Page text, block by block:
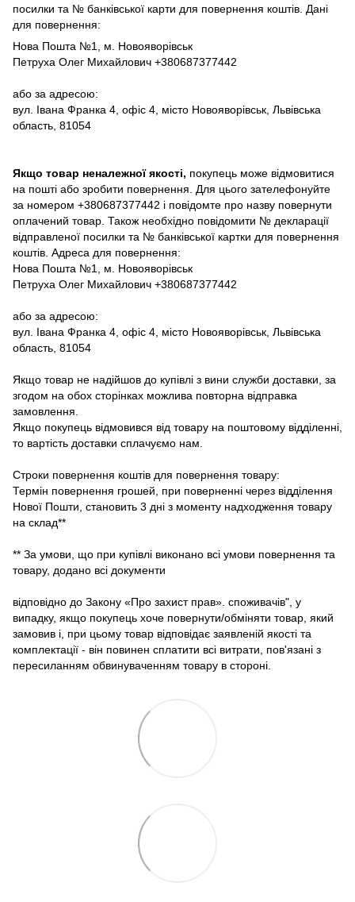
посилки та № банківської карти для повернення коштів. Дані
для повернення:
Нова Пошта №1, м. Новояворівськ
Петруха Олег Михайлович +380687377442
або за адресою:
вул. Івана Франка 4, офіс 4, місто Новояворівськ, Львівська
область, 81054
Якщо товар неналежної якості, покупець може відмовитися
на пошті або зробити повернення. Для цього зателефонуйте
за номером +380687377442 і повідомте про назву повернути
оплачений товар. Також необхідно повідомити № декларації
відправленої посилки та № банківської картки для повернення
коштів. Адреса для повернення:
Нова Пошта №1, м. Новояворівськ
Петруха Олег Михайлович +380687377442
або за адресою:
вул. Івана Франка 4, офіс 4, місто Новояворівськ, Львівська
область, 81054
Якщо товар не надійшов до купівлі з вини служби доставки, за
згодом на обох сторінках можлива повторна відправка
замовлення.
Якщо покупець відмовився від товару на поштовому відділенні,
то вартість доставки сплачуємо нам.
Строки повернення коштів для повернення товару:
Термін повернення грошей, при поверненні через відділення
Нової Пошти, становить 3 дні з моменту надходження товару
на склад**
** За умови, що при купівлі виконано всі умови повернення та
товару, додано всі документи
відповідно до Закону «Про захист прав». споживачів", у
випадку, якщо покупець хоче повернути/обміняти товар, який
замовив і, при цьому товар відповідає заявленій якості та
комплектації - він повинен сплатити всі витрати, пов'язані з
пересиланням обвинуваченням товару в стороні.